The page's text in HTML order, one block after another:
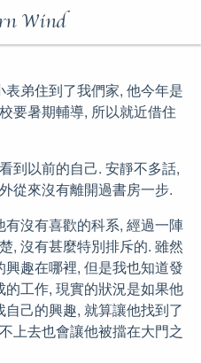
Wind
弟住到了我們家, 他今年是
要暑期輔導, 所以就近借住
到以前的自己. 安靜不多話,
從來沒有離開過書房一步.
沒有喜歡的科系, 經過一陣
, 沒有甚麼特別排斥的. 雖然
趣在哪裡, 但是我也知道發
工作, 現實的狀況是如果他
己的興趣, 就算讓他找到了
上去也會讓他被擋在大門之